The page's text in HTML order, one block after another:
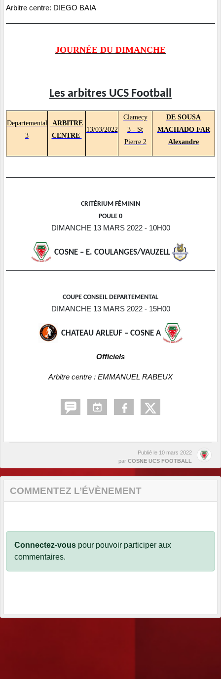
Arbitre centre: DIEGO BAIA
JOURNÉE DU DIMANCHE
Les arbitres UCS Football
Departemental
3
ARBITRE
CENTRE
13/03/2022
Clamecy
3 - St
Pierre 2
DE SOUSA
MACHADO FAR
Alexandre
CRITÉRIUM FÉMININ
POULE 0
DIMANCHE 13 MARS 2022 - 10H00
COSNE – E. COULANGES/VAUZELL
COUPE CONSEIL DEPARTEMENTAL
DIMANCHE 13 MARS 2022 - 15H00
CHATEAU ARLEUF – COSNE A
Officiels
Arbitre centre : EMMANUEL RABEUX
Publié le 10 mars 2022
par COSNE UCS FOOTBALL
COMMENTEZ L’ÉVÈNEMENT
Connectez-vous pour pouvoir participer aux
commentaires.